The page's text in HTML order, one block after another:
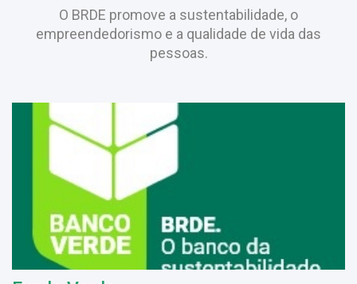
O BRDE promove a sustentabilidade, o
empreendedorismo e a qualidade de vida das
pessoas.